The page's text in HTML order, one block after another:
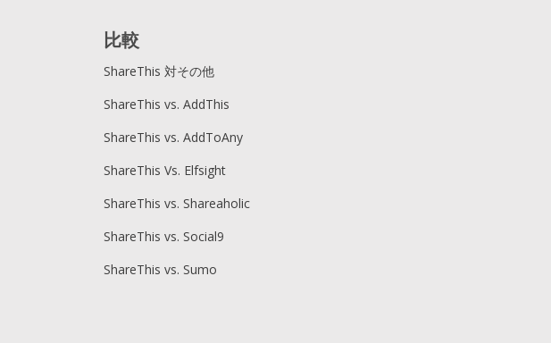
比較
ShareThis 対その他
ShareThis vs. AddThis
ShareThis vs. AddToAny
ShareThis Vs. Elfsight
ShareThis vs. Shareaholic
ShareThis vs. Social9
ShareThis vs. Sumo